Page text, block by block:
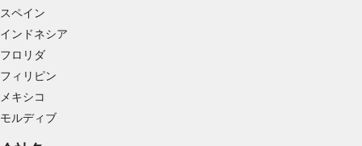
スペイン
インドネシア
フロリダ
フィリピン
メキシコ
モルディブ
コンテンツのパフォーマンスを測定する
統計情報または様々な情報源からのデータを組
み合わせてユーザー層を理解する
サービスを開発・改良する
用する